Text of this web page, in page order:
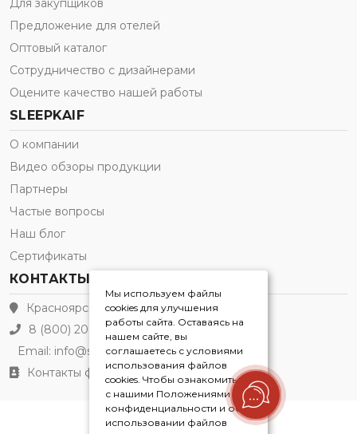
Мы используем файлы
cookies для улучшения
работы сайта. Оставаясь на
нашем сайте, вы
соглашаетесь с условиями
использования файлов
cookies. Чтобы ознакомиться
с нашими Положениями о
конфиденциальности и об
использовании файлов
Для закупщиков
Предложение для отелей
Оптовый каталог
Сотрудничество с дизайнерами
Оцените качество нашей работы
SLEEPKAIF
О компании
Видео обзоры продукции
Партнеры
Частые вопросы
Наш блог
Сертификаты
КОНТАКТЫ
Красноярск
8 (800) 200-21-91
Email: info@sleepkaif.ru
Контакты филиалов
Sleepkaif® 2026